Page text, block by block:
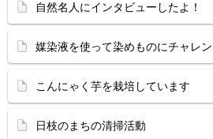
自然名人にインタビューしたよ！
媒染液を使って染めものにチャレン
こんにゃく芋を栽培しています
日枝のまちの清掃活動